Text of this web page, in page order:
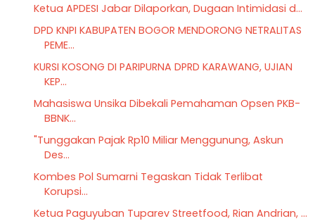
Ketua APDESI Jabar Dilaporkan, Dugaan Intimidasi d...
DPD KNPI KABUPATEN BOGOR MENDORONG NETRALITAS
PEME...
KURSI KOSONG DI PARIPURNA DPRD KARAWANG, UJIAN
KEP...
Mahasiswa Unsika Dibekali Pemahaman Opsen PKB-
BBNK...
"Tunggakan Pajak Rp10 Miliar Menggunung, Askun
Des...
Kombes Pol Sumarni Tegaskan Tidak Terlibat
Korupsi...
Ketua Paguyuban Tuparev Streetfood, Rian Andrian, ...